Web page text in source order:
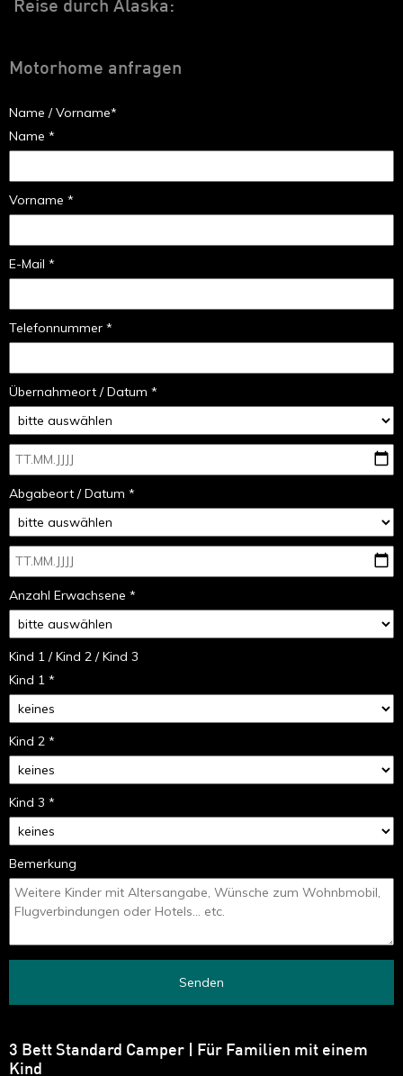
Reise durch Alaska:
Motorhome anfragen
Name / Vorname*
Name *
Vorname *
E-Mail *
Telefonnummer *
Übernahmeort / Datum *
Abgabeort / Datum *
Anzahl Erwachsene *
Kind 1 / Kind 2 / Kind 3
Kind 1 *
Kind 2 *
Kind 3 *
Bemerkung
Senden
3 Bett Standard Camper | Für Familien mit einem
Kind